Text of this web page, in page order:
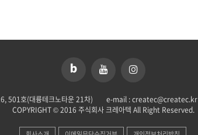
501호(대륭테크노타운 21차) e-mail : createc@createc.kr
COPYRIGHT © 2016 주식회사 크레아텍 All Right Reserved.